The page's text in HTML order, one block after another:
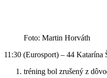
Foto: Martin Horváth
11:30 (Eurosport) – 44 Katarína
tréning bol zrušený z